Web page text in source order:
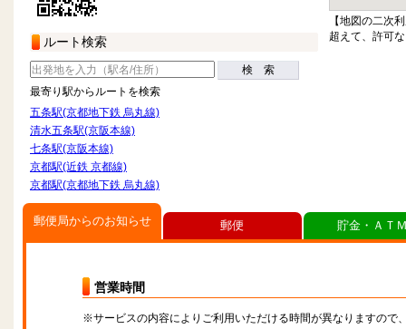
ルート検索
検 索
最寄り駅からルートを検索
五条駅(京都地下鉄 烏丸線)
清水五条駅(京阪本線)
七条駅(京阪本線)
京都駅(近鉄 京都線)
京都駅(京都地下鉄 烏丸線)
【地図の二次
超えて、許可
郵便局からのお知らせ
営業時間
※サービスの内容によりご利用いただける時間が異なりますので
郵便 貯金・ＡＴ